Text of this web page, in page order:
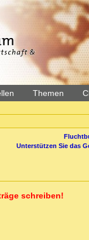
Themen
Unterstützen Sie das
schreiben!